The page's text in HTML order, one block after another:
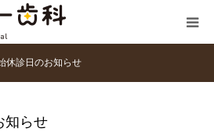
休診日のお知らせ
知らせ